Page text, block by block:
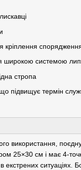
кріплення
широкою системою
стропа
підвищує термін
використання,
25×30 см і має 4-
ситуаціях.